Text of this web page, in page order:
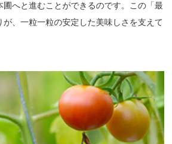
圃へと進むことができるのです。この「最
、一粒一粒の安定した美味しさを支えて